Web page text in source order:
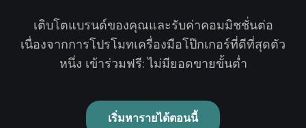
เติบโตแบรนด์ของคุณและรับค่าคอมมิชชั่นต่อ
เนื่องจากการโปรโมทเครื่องมือโป๊กเกอร์ที่ดีที่สุดตัว
หนึ่ง เข้าร่วมฟรี: ไม่มียอดขายขั้นต่ำ
เริ่มหารายได้ตอนนี้